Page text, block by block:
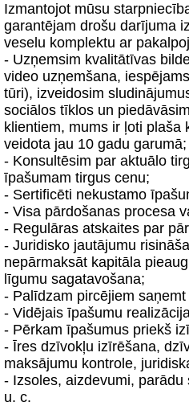
Izmantojot mūsu
garantējam drošu darījuma
veselu komplektu ar
- Uzņemsim kvalitātīvas
video uzņemšana,
tūri), izveidosim
sociālos tīklos un
klientiem, mums ir ļoti plaša
veidota jau 10 gadu garumā;
- Konsultēsim par aktuālo
īpašumam tirgus cenu;
- Sertificēti nekustamo
- Visa pārdošanas procesa
- Regulāras atskaites par
- Juridisko jautājumu
nepārmaksāt kapitāla
līgumu sagatavošana;
- Palīdzam pircējiem
- Vidējais īpašumu
- Pērkam īpašumus priekš
- Īres dzīvokļu izīrēšana,
maksājumu kontrole,
- Izsoles, aizdevumi,
u. c.